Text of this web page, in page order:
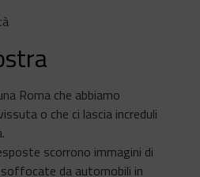
Roma che abbiamo
o che ci lascia increduli
scorrono immagini di
da automobili in